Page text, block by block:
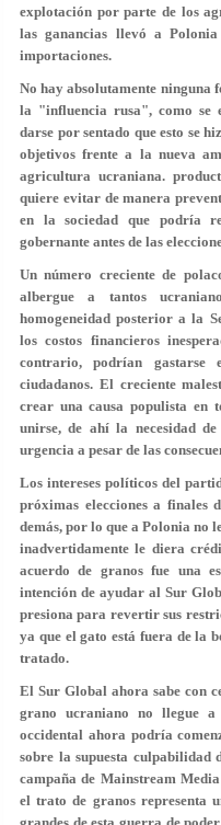
explotación por parte de los
las ganancias llevó a
importaciones.
No hay absolutamente ninguna
la "influencia rusa", como se
darse por sentado que esto se
objetivos frente a la nueva
agricultura ucraniana.
quiere evitar de manera
en la sociedad que podría
gobernante antes de las
Un número creciente de
albergue a tantos
homogeneidad posterior a la
los costos financieros
contrario, podrían
ciudadanos. El creciente
crear una causa populista en
unirse, de ahí la necesidad
urgencia a pesar de las
Los intereses políticos del
próximas elecciones a finales
demás, por lo que a Polonia no
inadvertidamente le diera
acuerdo de granos fue una
intención de ayudar al Sur
presiona para revertir sus
ya que el gato está fuera de la
tratado.
El Sur Global ahora sabe con
grano ucraniano no llegue
occidental ahora podría
sobre la supuesta culpabilidad
campaña de Mainstream
el trato de granos representa